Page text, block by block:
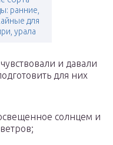
ранние,
для
урала
и давали
для них
солнцем и